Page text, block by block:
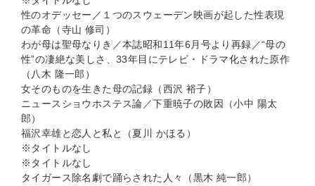
性のオデッセー／１つのスウェーデン映画が起した性表現
の革命（寺山 修司）
わが母は聖母なりき／本誌昭和11年6月号より再録／“母の
性”の凄絶な美しさ、33年目にテレビ・ドラマ化された原作
（八木 隆一郎）
女そのものを生きた母の記録（西沢 裕子）
ニュースショウホステス論／下重暁子の敗因（小中 陽太
郎）
福沢幸雄と恋人と私と（夏川 かほる）
※タイトルなし
※タイトルなし
タイガース除名劇で踊らされた人々（黒木 純一郎）